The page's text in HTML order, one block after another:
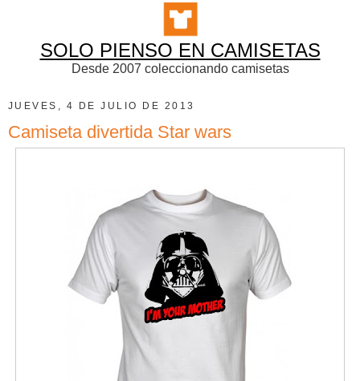
SOLO PIENSO EN CAMISETAS
Desde 2007 coleccionando camisetas
JUEVES, 4 DE JULIO DE 2013
Camiseta divertida Star wars